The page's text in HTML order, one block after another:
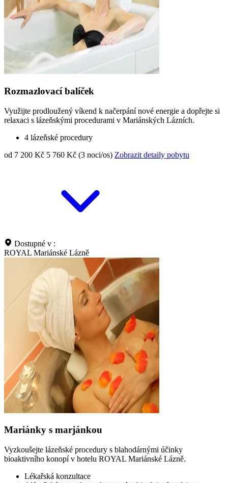
Rozmazlovací balíček
Využijte prodloužený víkend k načerpání nové energie a dopřejte si
relaxaci s lázeňskými procedurami v Mariánských Lázních.
4 lázeňské procedury
od 7 200 Kč 5 760 Kč (3 noci/os) Zobrazit detaily pobytu
Dostupné v :
ROYAL Mariánské Lázně
Mariánky s marjánkou
Vyzkoušejte lázeňské procedury s blahodárnými účinky
bioaktivního konopí v hotelu ROYAL Mariánské Lázně.
Lékařská konzultace